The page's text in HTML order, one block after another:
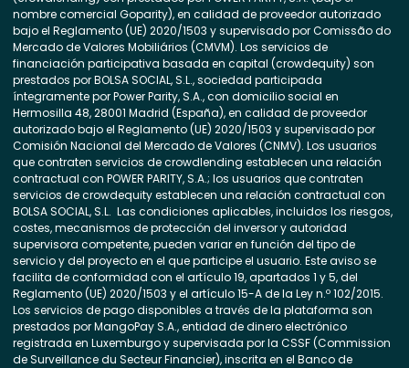
nombre comercial Goparity), en calidad de proveedor autorizado
bajo el Reglamento (UE) 2020/1503 y supervisado por Comissão do
Mercado de Valores Mobiliários (CMVM). Los servicios de
financiación participativa basada en capital (crowdequity) son
prestados por BOLSA SOCIAL, S.L., sociedad participada
íntegramente por Power Parity, S.A., con domicilio social en
Hermosilla 48, 28001 Madrid (España), en calidad de proveedor
autorizado bajo el Reglamento (UE) 2020/1503 y supervisado por
Comisión Nacional del Mercado de Valores (CNMV). Los usuarios
que contraten servicios de crowdlending establecen una relación
contractual con POWER PARITY, S.A.; los usuarios que contraten
servicios de crowdequity establecen una relación contractual con
BOLSA SOCIAL, S.L. Las condiciones aplicables, incluidos los riesgos,
costes, mecanismos de protección del inversor y autoridad
supervisora competente, pueden variar en función del tipo de
servicio y del proyecto en el que participe el usuario. Este aviso se
facilita de conformidad con el artículo 19, apartados 1 y 5, del
Reglamento (UE) 2020/1503 y el artículo 15-A de la Ley n.º 102/2015.
Los servicios de pago disponibles a través de la plataforma son
prestados por MangoPay S.A., entidad de dinero electrónico
registrada en Luxemburgo y supervisada por la CSSF (Commission
de Surveillance du Secteur Financier), inscrita en el Banco de